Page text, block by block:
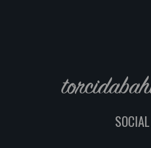
SOCIAL